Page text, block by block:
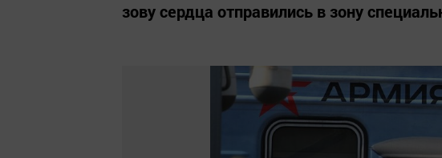
зову сердца отправились в зону